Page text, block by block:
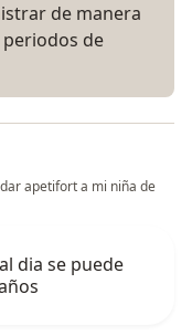
de manera
de
apetifort a mi niña de
dia se puede